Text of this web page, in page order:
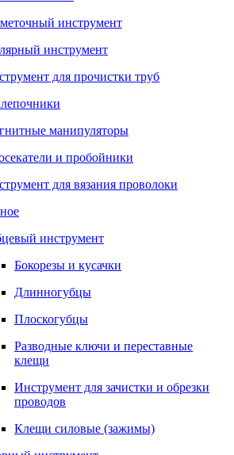
инструмент
инструмент
для прочистки труб
манипуляторы
и пробойники
для вязания проволоки
инструмент
Бокорезы и кусачки
Длинногубцы
Плоскогубцы
Разводные ключи и переставные
клещи
Инструмент для зачистки и обрезки
проводов
Клещи силовые (зажимы)